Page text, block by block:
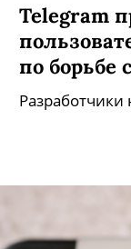
Telegram
по борьбе
Разработчики